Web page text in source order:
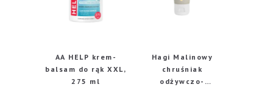
AA HELP krem-
balsam do rąk XXL,
275 ml
Hagi Malinowy
chruśniak
odżywczo-